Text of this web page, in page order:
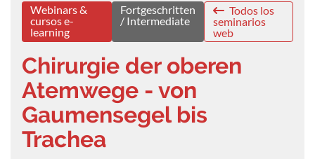
Webinars &
cursos e-
learning
Fortgeschritten
/ Intermediate
Todos los
seminarios
web
Chirurgie der oberen
Atemwege - von
Gaumensegel bis
Trachea